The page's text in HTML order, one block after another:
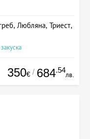
Любляна, Триест,
350€ / 684.54
лв.